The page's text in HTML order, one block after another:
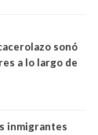
sonó
a lo largo de
inmigrantes